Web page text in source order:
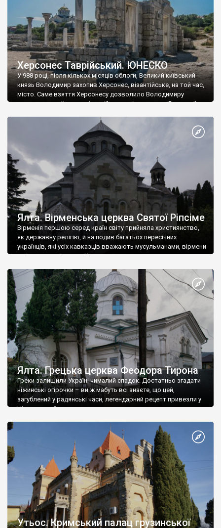
Херсонес Таврійський. ЮНЕСКО
У 988 році, після кількох місяців облоги, Великий київський
князь Володимир захопив Херсонес, візантійське, на той час,
місто. Саме взяття Херсонесу дозволило Володимиру
диктувати свої умови візантійському імператору Василю ІІ, та
Херсонесі Володимир-язичник, став Василем-християнином.
А потім було Хрещення Русі. На честь Херсонесу Таврійського
Ялта. Вірменська церква Святої Ріпсіме
Вірменія першою серед країн світу прийняла християнство,
як державну релігію, й на подив багатьох пересічних
українців, які усіх кавказців вважають мусульманами, вірмени
є відданими вірянами Христа
Ялта. Грецька церква Феодора Тирона
Греки залишили Україні чималий спадок. Достатньо згадати
ніжинські огірочки – ви ж мабуть всі знаєте, що цей,
загублений у радянські часи, легендарний рецепт привезли у
Ніжин греки?
Утьос. Кримський палац грузинської